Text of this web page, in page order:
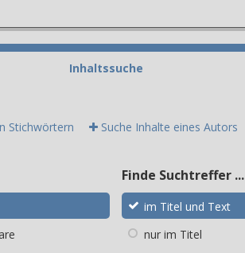
Inhaltssuche
Stichwörtern Suche Inhalte eines Autors
Finde Suchtreffer ...
im Titel und Text
nur im Titel